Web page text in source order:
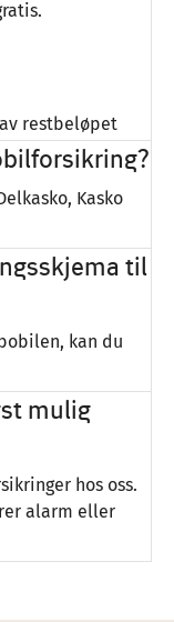
restbeløpet
Kasko
til
kan du
mulig
hos oss.
alarm eller